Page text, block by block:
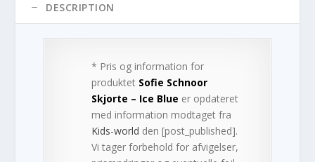
DESCRIPTION
* Pris og information for
produktet Sofie Schnoor
Skjorte – Ice Blue er opdateret
med information modtaget fra
Kids-world den [post_published].
Vi tager forbehold for afvigelser,